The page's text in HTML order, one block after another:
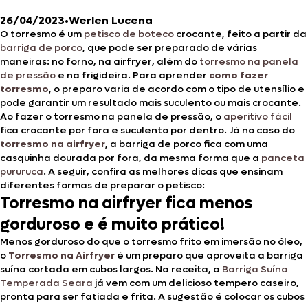
26/04/2023•Werlen Lucena
O torresmo é um petisco de boteco crocante, feito a partir da
barriga de porco, que pode ser preparado de várias
maneiras: no forno, na airfryer, além do torresmo na panela
de pressão e na frigideira. Para aprender como fazer
torresmo, o preparo varia de acordo com o tipo de utensílio e
pode garantir um resultado mais suculento ou mais crocante.
Ao fazer o torresmo na panela de pressão, o aperitivo fácil
fica crocante por fora e suculento por dentro. Já no caso do
torresmo na airfryer, a barriga de porco fica com uma
casquinha dourada por fora, da mesma forma que a panceta
pururuca. A seguir, confira as melhores dicas que ensinam
diferentes formas de preparar o petisco:
Torresmo na airfryer fica menos
gorduroso e é muito prático!
Menos gorduroso do que o torresmo frito em imersão no óleo,
o Torresmo na Airfryer é um preparo que aproveita a barriga
suína cortada em cubos largos. Na receita, a Barriga Suína
Temperada Seara já vem com um delicioso tempero caseiro,
pronta para ser fatiada e frita. A sugestão é colocar os cubos